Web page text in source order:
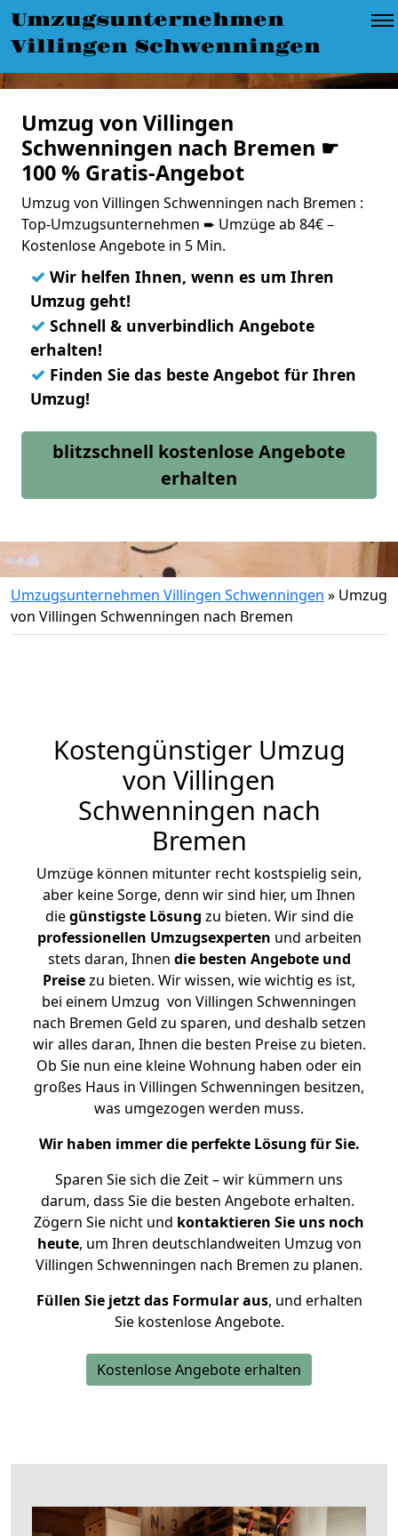
Umzugsunternehmen
Villingen Schwenningen
Umzug von Villingen
Schwenningen nach Bremen ☛
100 % Gratis-Angebot
Umzug von Villingen Schwenningen nach Bremen :
Top-Umzugsunternehmen ➨ Umzüge ab 84€ –
Kostenlose Angebote in 5 Min.
✓ Wir helfen Ihnen, wenn es um Ihren
Umzug geht!
✓ Schnell & unverbindlich Angebote
erhalten!
✓ Finden Sie das beste Angebot für Ihren
Umzug!
blitzschnell kostenlose Angebote
erhalten
Umzugsunternehmen Villingen Schwenningen » Umzug
von Villingen Schwenningen nach Bremen
Kostengünstiger Umzug
von Villingen
Schwenningen nach
Bremen
Umzüge können mitunter recht kostspielig sein,
aber keine Sorge, denn wir sind hier, um Ihnen
diegünstigste Lösung zu bieten. Wir sind die
professionellen Umzugsexperten und arbeiten
stets daran, Ihnen die besten Angebote und
Preisezu bieten. Wir wissen, wie wichtig es ist,
bei einem Umzug von Villingen Schwenningen
nach Bremen Geld zu sparen, und deshalb setzen
wir alles daran, Ihnen die besten Preise zu bieten.
Ob Sie nun eine kleine Wohnung haben oder ein
großes Haus in Villingen Schwenningen besitzen,
was umgezogen werden muss.
Wir haben immer die perfekte Lösung für Sie.
Sparen Sie sich die Zeit – wir kümmern uns
darum, dass Sie die besten Angebote erhalten.
Zögern Sie nicht und kontaktieren Sie uns noch
heute, um Ihren deutschlandweiten Umzug von
Villingen Schwenningen nach Bremen zu planen.
Füllen Sie jetzt das Formular aus, und erhalten
Sie kostenlose Angebote.
Kostenlose Angebote erhalten